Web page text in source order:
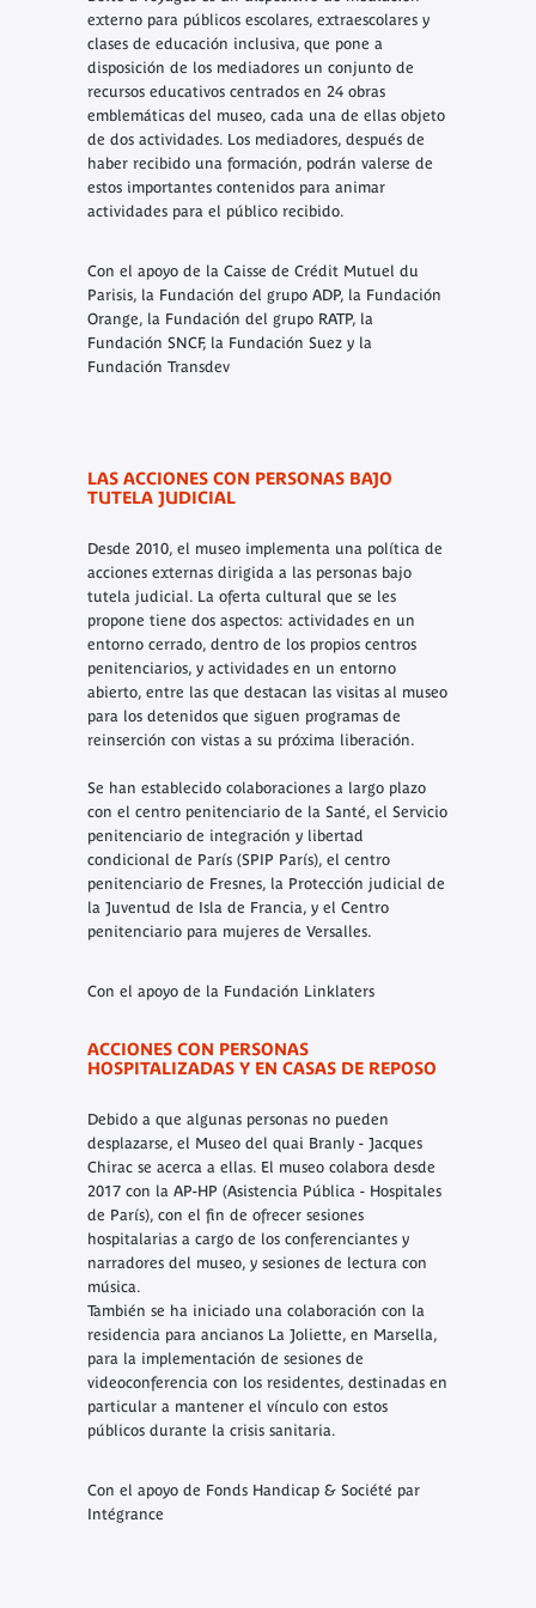
externo para públicos escolares, extraescolares y
clases de educación inclusiva, que pone a
disposición de los mediadores un conjunto de
recursos educativos centrados en 24 obras
emblemáticas del museo, cada una de ellas objeto
de dos actividades. Los mediadores, después de
haber recibido una formación, podrán valerse de
estos importantes contenidos para animar
actividades para el público recibido.
Con el apoyo de la Caisse de Crédit Mutuel du
Parisis, la Fundación del grupo ADP, la Fundación
Orange, la Fundación del grupo RATP, la
Fundación SNCF, la Fundación Suez y la
Fundación Transdev
LAS ACCIONES CON PERSONAS BAJO
TUTELA JUDICIAL
Desde 2010, el museo implementa una política de
acciones externas dirigida a las personas bajo
tutela judicial. La oferta cultural que se les
propone tiene dos aspectos: actividades en un
entorno cerrado, dentro de los propios centros
penitenciarios, y actividades en un entorno
abierto, entre las que destacan las visitas al museo
para los detenidos que siguen programas de
reinserción con vistas a su próxima liberación.
Se han establecido colaboraciones a largo plazo
con el centro penitenciario de la Santé, el Servicio
penitenciario de integración y libertad
condicional de París (SPIP París), el centro
penitenciario de Fresnes, la Protección judicial de
la Juventud de Isla de Francia, y el Centro
penitenciario para mujeres de Versalles.
Con el apoyo de la Fundación Linklaters
ACCIONES CON PERSONAS
HOSPITALIZADAS Y EN CASAS DE REPOSO
Debido a que algunas personas no pueden
desplazarse, el Museo del quai Branly - Jacques
Chirac se acerca a ellas. El museo colabora desde
2017 con la AP-HP (Asistencia Pública - Hospitales
de París), con el fin de ofrecer sesiones
hospitalarias a cargo de los conferenciantes y
narradores del museo, y sesiones de lectura con
música.
También se ha iniciado una colaboración con la
residencia para ancianos La Joliette, en Marsella,
para la implementación de sesiones de
videoconferencia con los residentes, destinadas en
particular a mantener el vínculo con estos
públicos durante la crisis sanitaria.
Con el apoyo de Fonds Handicap & Société par
Intégrance